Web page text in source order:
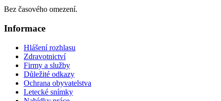
Bez časového omezení.
Informace
Hlášení rozhlasu
Zdravotnictví
Firmy a služby
Důležité odkazy
Ochrana obyvatelstva
Letecké snímky